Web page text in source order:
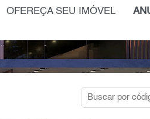
OFEREÇA SEU IMÓVEL